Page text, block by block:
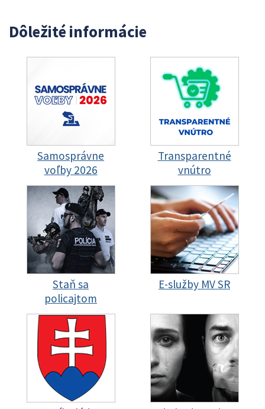
Dôležité informácie
Samosprávne
voľby 2026
Transparentné
vnútro
Staň sa
policajtom
E-služby MV SR